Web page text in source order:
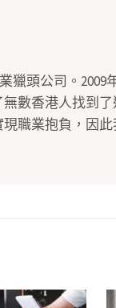
獵頭公司。2009
數香港人找到
職業抱負，因